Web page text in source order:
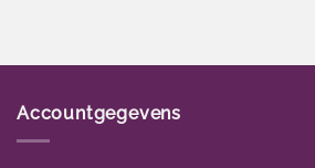
Accountgegevens